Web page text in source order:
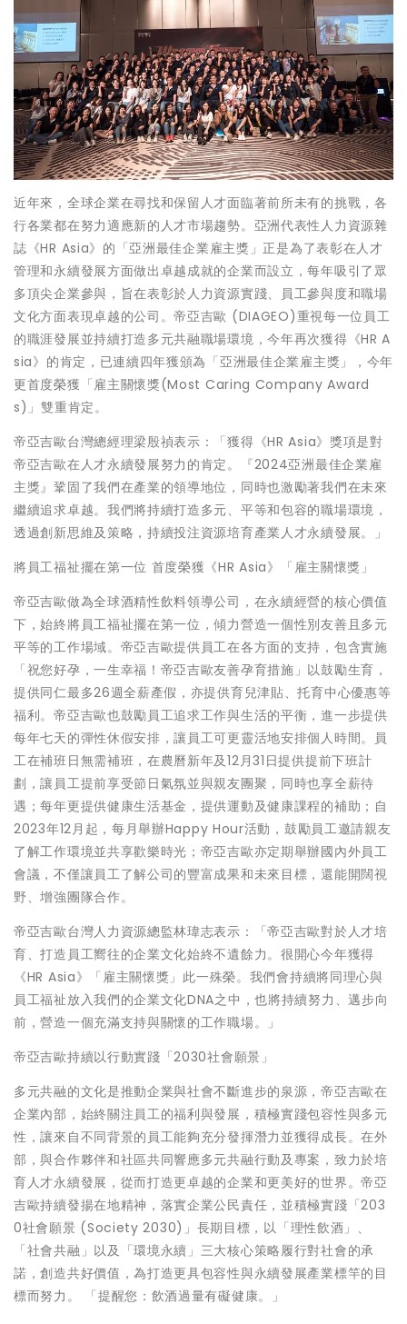
近年來，全球企業在尋找和保留人才面臨著前所未有的挑戰，各
行各業都在努力適應新的人才市場趨勢。亞洲代表性人力資源雜
誌《HR Asia》的「亞洲最佳企業雇主獎」正是為了表彰在人才
管理和永續發展方面做出卓越成就的企業而設立，每年吸引了眾
多頂尖企業參與，旨在表彰於人力資源實踐、員工參與度和職場
文化方面表現卓越的公司。帝亞吉歐 (DIAGEO)重視每一位員工
的職涯發展並持續打造多元共融職場環境，今年再次獲得《HR A
sia》的肯定，已連續四年獲頒為「亞洲最佳企業雇主獎」，今年
更首度榮獲「雇主關懷獎(Most Caring Company Award
s)」雙重肯定。
帝亞吉歐台灣總經理梁殷禎表示：「獲得《HR Asia》獎項是對
帝亞吉歐在人才永續發展努力的肯定。『2024亞洲最佳企業雇
主獎』鞏固了我們在產業的領導地位，同時也激勵著我們在未來
繼續追求卓越。我們將持續打造多元、平等和包容的職場環境，
透過創新思維及策略，持續投注資源培育產業人才永續發展。」
將員工福祉擺在第一位 首度榮獲《HR Asia》「雇主關懷獎」
帝亞吉歐做為全球酒精性飲料領導公司，在永續經營的核心價值
下，始終將員工福祉擺在第一位，傾力營造一個性別友善且多元
平等的工作場域。帝亞吉歐提供員工在各方面的支持，包含實施
「祝您好孕，一生幸福！帝亞吉歐友善孕育措施」以鼓勵生育，
提供同仁最多26週全薪產假，亦提供育兒津貼、托育中心優惠等
福利。帝亞吉歐也鼓勵員工追求工作與生活的平衡，進一步提供
每年七天的彈性休假安排，讓員工可更靈活地安排個人時間。員
工在補班日無需補班，在農曆新年及12月31日提供提前下班計
劃，讓員工提前享受節日氣氛並與親友團聚，同時也享全薪待
遇；每年更提供健康生活基金，提供運動及健康課程的補助；自
2023年12月起，每月舉辦Happy Hour活動，鼓勵員工邀請親友
了解工作環境並共享歡樂時光；帝亞吉歐亦定期舉辦國內外員工
會議，不僅讓員工了解公司的豐富成果和未來目標，還能開闊視
野、增強團隊合作。
帝亞吉歐台灣人力資源總監林瑋志表示：「帝亞吉歐對於人才培
育、打造員工嚮往的企業文化始終不遺餘力。很開心今年獲得
《HR Asia》「雇主關懷獎」此一殊榮。我們會持續將同理心與
員工福祉放入我們的企業文化DNA之中，也將持續努力、邁步向
前，營造一個充滿支持與關懷的工作職場。」
帝亞吉歐持續以行動實踐「2030社會願景」
多元共融的文化是推動企業與社會不斷進步的泉源，帝亞吉歐在
企業內部，始終關注員工的福利與發展，積極實踐包容性與多元
性，讓來自不同背景的員工能夠充分發揮潛力並獲得成長。在外
部，與合作夥伴和社區共同響應多元共融行動及專案，致力於培
育人才永續發展，從而打造更卓越的企業和更美好的世界。帝亞
吉歐持續發揚在地精神，落實企業公民責任，並積極實踐「203
0社會願景 (Society 2030)」長期目標，以「理性飲酒」、
「社會共融」以及「環境永續」三大核心策略履行對社會的承
諾，創造共好價值，為打造更具包容性與永續發展產業標竿的目
標而努力。 「提醒您：飲酒過量有礙健康。」